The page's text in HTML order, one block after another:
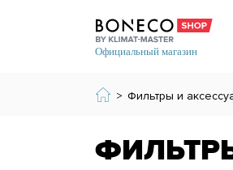
> Фильтры и